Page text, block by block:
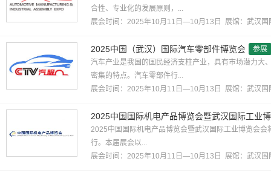
合性、专业化的发展原则，...
展会时间：2025年10月11日—10月13日 展馆： 武汉国
2025中国（武汉）国际汽车零部件博览会
参展
汽车产业是我国的国民经济支柱产业，具有市场潜力大
密集的特点。汽车零部件行...
展会时间：2025年10月11日—10月13日 展馆： 武汉国
2025中国国际机电产品博览会暨武汉国际工业
2025中国国际机电产品博览会暨武汉国际工业博览会
行。本届展会以...
展会时间：2025年10月11日—10月13日 展馆： 武汉国